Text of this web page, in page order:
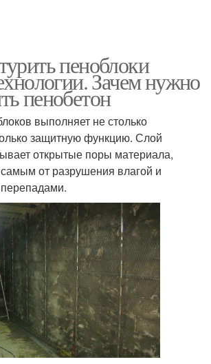
пеноблоки
Зачем нужно
пенобетон
выполняет не столько
защитную функцию. Слой
открытые поры материала,
от разрушения влагой и